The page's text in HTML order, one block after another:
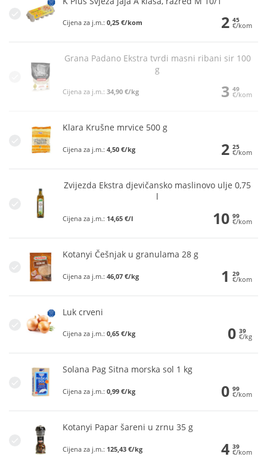
Cijena za j.m.: 0,25 €/kom 2 45
€/kom
Grana Padano Ekstra tvrdi masni ribani sir 100
g
Cijena za j.m.: 34,90 €/kg 3 49
€/kom
Klara Krušne mrvice 500 g
Cijena za j.m.: 4,50 €/kg 2 25
€/kom
Zvijezda Ekstra djevičansko maslinovo ulje 0,75
l
Cijena za j.m.: 14,65 €/l 10 99
€/kom
Kotanyi Češnjak u granulama 28 g
Cijena za j.m.: 46,07 €/kg 1 29
€/kom
Luk crveni
Cijena za j.m.: 0,65 €/kg 0 39
€/kg
Solana Pag Sitna morska sol 1 kg
Cijena za j.m.: 0,99 €/kg 0 99
€/kom
Kotanyi Papar šareni u zrnu 35 g
Cijena za j.m.: 125,43 €/kg 4 39
€/kom